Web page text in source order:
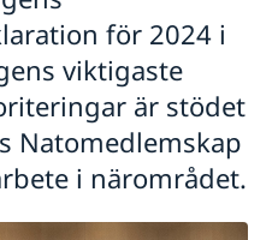
för 2024 i
viktigaste
är stödet
Natomedlemskap
i närområdet.